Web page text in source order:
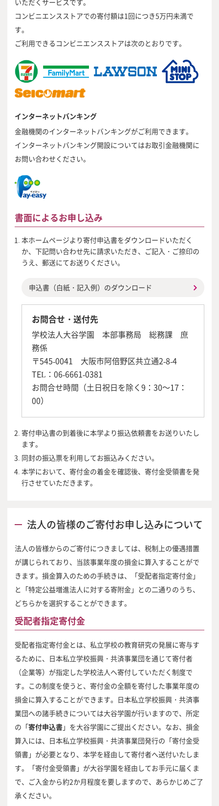
いただくサービスです。
コンビニエンスストアでの寄付額は1回につき5万円未満で
す。
ご利用できるコンビニエンスストアは次のとおりです。
インターネットバンキング
金融機関のインターネットバンキングがご利用できます。
インターネットバンキング開設についてはお取引金融機関に
お問い合わせください。
書面によるお申し込み
本ホームページより寄付申込書をダウンロードいただく
か、下記問い合わせ先に請求いただき、ご記入・ご捺印の
うえ、郵送にてお送りください。
申込書（白紙・記入例）のダウンロード
お問合せ・送付先
学校法人大谷学園 本部事務局 総務課 庶
務係
〒545-0041 大阪市阿倍野区共立通2-8-4
TEL： 06-6661-0381
お問合せ時間（土日祝日を除く9：30～17：
00）
寄付申込書の到着後に本学より振込依頼書をお送りいたし
ます。
同封の振込票を利用してお振込みください。
本学において、寄付金の着金を確認後、寄付金受領書を発
行させていただきます。
法人の皆様のご寄付お申し込みについて
法人の皆様からのご寄付につきましては、税制上の優遇措置
が講じられており、当該事業年度の損金に算入することがで
きます。損金算入のための手続きは、「受配者指定寄付金」
と「特定公益増進法人に対する寄附金」との二通りのうち、
どちらかを選択することができます。
受配者指定寄付金
受配者指定寄付金とは、私立学校の教育研究の発展に寄与す
るために、日本私立学校振興・共済事業団を通じて寄付者
（企業等）が指定した学校法人へ寄付していただく制度で
す。この制度を使うと、寄付金の全額を寄付した事業年度の
損金に算入することができます。日本私立学校振興・共済事
業団への諸手続きについては大谷学園が行いますので、所定
の「寄付申込書」を大谷学園にご提出ください。なお、損金
算入には、日本私立学校振興・共済事業団発行の「寄付金受
領書」が必要となり、本学を経由して寄付者へ送付いたしま
す。「寄付金受領書」が大谷学園を経由してお手元に届くま
で、ご入金から約2か月程度を要しますので、あらかじめご了
承ください。